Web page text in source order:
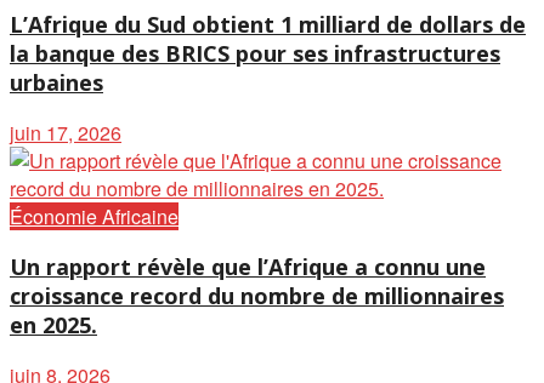
L’Afrique du Sud obtient 1 milliard de dollars de
la banque des BRICS pour ses infrastructures
urbaines
juin 17, 2026
Économie Africaine
Un rapport révèle que l’Afrique a connu une
croissance record du nombre de millionnaires
en 2025.
juin 8, 2026